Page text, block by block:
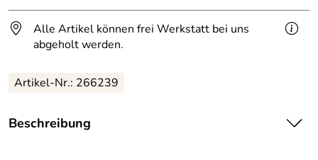
Alle Artikel können frei Werkstatt bei uns
abgeholt werden.
Artikel-Nr.: 266239
Beschreibung